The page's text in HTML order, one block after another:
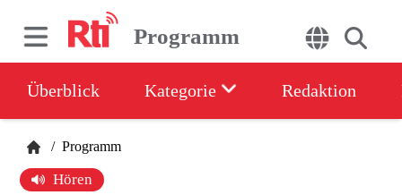
Programm
Überblick Kategorie Redaktion
/ Programm
Hören